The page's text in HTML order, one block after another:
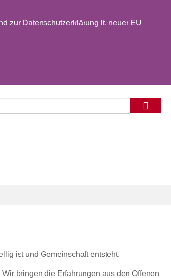
zur Datenschutzerklärung lt. neuer EU
ist und Gemeinschaft entsteht.
bringen die Erfahrungen aus den Offenen